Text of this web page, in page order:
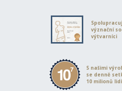
význační
výtvarníci
S našimi
se denně
10 milionů lidí